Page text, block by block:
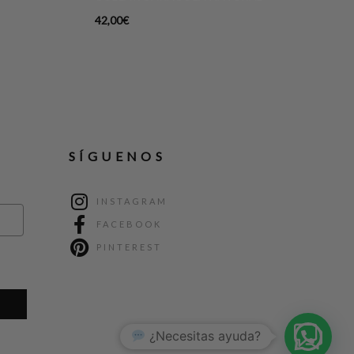
42,00€
SÍGUENOS
INSTAGRAM
FACEBOOK
PINTEREST
1